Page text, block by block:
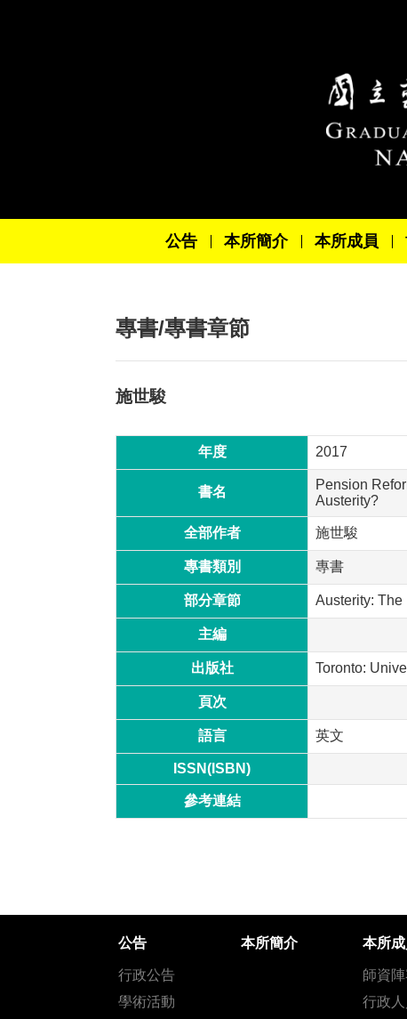
公告 本所簡介 本所成員
專書/專書章節
施世駿
年度 2017
書名
Pension
Austerity?
全部作者 施世駿
專書類別 專書
部分章節 Austerity:
主編
出版社 Toronto:
頁次
語言 英文
ISSN(ISBN)
參考連結
公告
行政公告
學術活動
本所簡介 本所
師資
行政人